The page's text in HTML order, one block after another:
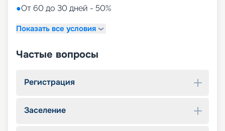
●От 60 до 30 дней - 50%
Показать все условия
Частые вопросы
Регистрация
Заселение